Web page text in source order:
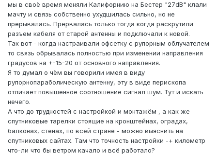
мы в своё время меняли Калифорнию на Бестер "27dB" клали
мачту и связь собственно ухудшилась сильно, но не
прерывалась. Прервалась только тогда когда раскрутили
разъем кабеля от старой антенны и подключали к новой.
Так вот - когда настраивали офсетку с рупорным облучателем
то связь обрывалась полностью при изменении направления
градусов на +-15-20 от основного направления.
Я то думал о чём вы говорили имея в виду
рупорнопараболическую антенну, эту в виде перископа
отличает повышенное соотношение сигнал шум. Тут и искать
нечего.
А что до трудностей с настройкой и монтажём , а как же
спутниковые тарелки стоящие на кронштейнах, оградах,
балконах, стенах, по всей стране - можно выяснить на
спутниковых сайтах. Там что точность настройки -+ километр
что-ли что бы ветром качало и всё работало?